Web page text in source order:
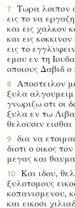
7
Τωρα λοιπον
εις το να
και εις χαλκον
και εις
εις το
εμου εν τη
οποιους Δαβιδ
8
Αποστειλον
ξυλα αλγουμειμ
γνωριζω οτι οι
ξυλα εν τω
θελουσιν
9
δια να
διοτι ο οικος
μεγας και
10
Και ιδου,
ξυλοτομους
κοπανισμενου,
και εικοσι